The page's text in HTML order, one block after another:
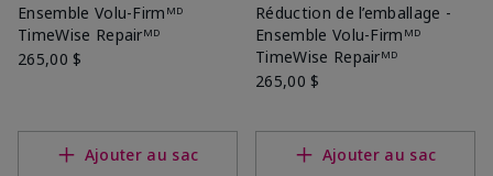
Ensemble Volu-Firmᴹᴰ
TimeWise Repairᴹᴰ
265,00 $
Ajouter au sac
Réduction de l’emballage -
Ensemble Volu-Firmᴹᴰ
TimeWise Repairᴹᴰ
265,00 $
Ajouter au sac